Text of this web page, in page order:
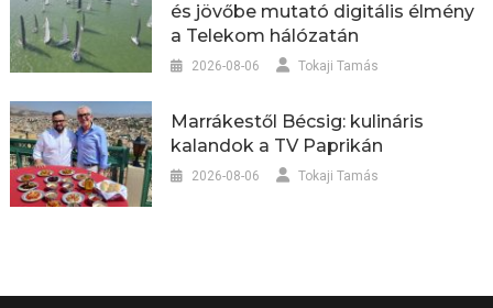
és jövőbe mutató digitális élmény
a Telekom hálózatán
2026-08-06 Tokaji Tamás
Marrákestől Bécsig: kulináris
kalandok a TV Paprikán
2026-08-06 Tokaji Tamás